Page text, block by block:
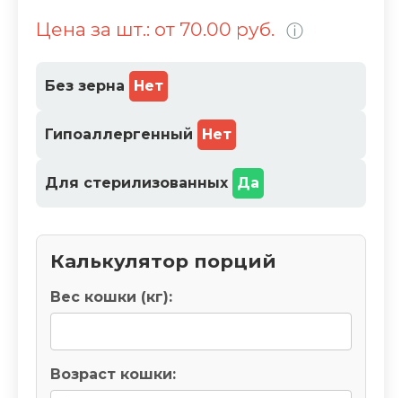
Цена за шт.: от 70.00 руб. ⓘ
Без зерна Нет
Гипоаллергенный Нет
Для стерилизованных Да
Калькулятор порций
Вес кошки (кг):
Возраст кошки: